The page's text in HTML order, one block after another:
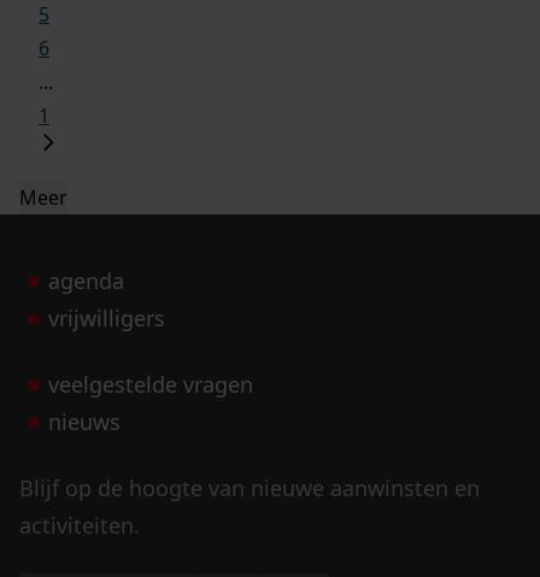
5
6
...
1
Meer
agenda
vrijwilligers
veelgestelde vragen
nieuws
Blijf op de hoogte van nieuwe aanwinsten en
activiteiten.